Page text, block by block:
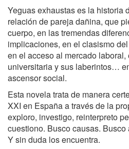
Yeguas exhaustas es la historia
relación de pareja dañina, que
cuerpo, en las tremendas
implicaciones, en el clasismo
en el acceso al mercado
universitaria y sus laberintos…
ascensor social.
Esta novela trata de manera
XXI en España a través de la
exploro, investigo, reinterpreto
cuestiono. Busco causas.
Y sin duda los encuentra.